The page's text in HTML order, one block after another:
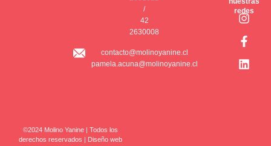
/
42
2630008
contacto@molinoyanine.cl
pamela.acuna@molinoyanine.cl
redes
I
n
s
t
a
g
F
a
c
e
b
o
L
i
n
k
e
d
©2024 Molino Yanine | Todos los
derechos reservados | Diseño web